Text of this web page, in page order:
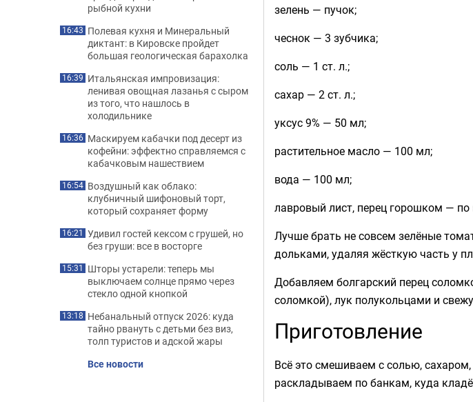
зелень — пучок;
чеснок — 3 зубчика;
соль — 1 ст. л.;
сахар — 2 ст. л.;
уксус 9% — 50 мл;
растительное масло — 100 мл;
вода — 100 мл;
лавровый лист, перец горошком — по
Лучше брать не совсем зелёные
дольками, удаляя жёсткую часть у
Добавляем болгарский перец
соломкой), лук полукольцами и
Приготовление
Всё это смешиваем с солью,
раскладываем по банкам, куда
рыбной кухни
16:43 Полевая кухня и Минеральный
диктант: в Кировске пройдет
большая геологическая барахолка
16:39 Итальянская импровизация:
ленивая овощная лазанья с сыром
из того, что нашлось в
холодильнике
16:36 Маскируем кабачки под десерт из
кофейни: эффектно справляемся с
кабачковым нашествием
16:54 Воздушный как облако:
клубничный шифоновый торт,
который сохраняет форму
16:21 Удивил гостей кексом с грушей, но
без груши: все в восторге
15:31 Шторы устарели: теперь мы
выключаем солнце прямо через
стекло одной кнопкой
13:18 Небанальный отпуск 2026: куда
тайно рвануть с детьми без виз,
толп туристов и адской жары
Все новости